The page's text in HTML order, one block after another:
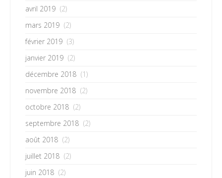
avril 2019 (2)
mars 2019 (2)
février 2019 (3)
janvier 2019 (2)
décembre 2018 (1)
novembre 2018 (2)
octobre 2018 (2)
septembre 2018 (2)
août 2018 (2)
juillet 2018 (2)
juin 2018 (2)